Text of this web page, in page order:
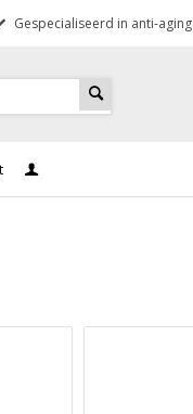
Gespecialiseerd in anti-aging